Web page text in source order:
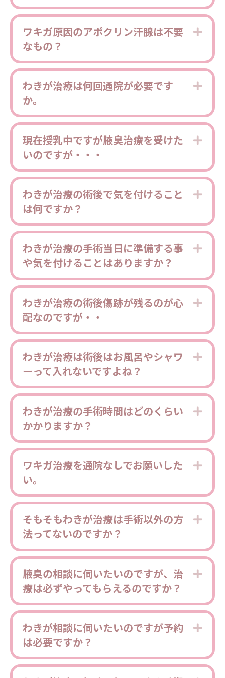
ワキガ原因のアポクリン汗腺は不要
なもの？
わきが治療は何回通院が必要です
か。
現在授乳中ですが腋臭治療を受けた
いのですが・・・
わきが治療の術後で気を付けること
は何ですか？
わきが治療の手術当日に準備する事
や気を付けることはありますか？
わきが治療の術後傷跡が残るのが心
配なのですが・・
わきが治療は術後はお風呂やシャワ
ーって入れないですよね？
わきが治療の手術時間はどのくらい
かかりますか？
ワキガ治療を通院なしでお願いした
い。
そもそもわきが治療は手術以外の方
法ってないのですか？
腋臭の相談に伺いたいのですが、治
療は必ずやってもらえるのですか？
わきが相談に伺いたいのですが予約
は必要ですか？